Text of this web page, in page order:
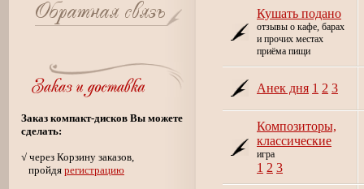
Заказ компакт-дисков Вы можете
сделать:
√ через Корзину заказов,
пройдя регистрацию
Кушать подано
отзывы о кафе, барах
и прочих местах
приёма пищи
Анек дня 1 2 3
Композиторы,
классические
игра
1 2 3